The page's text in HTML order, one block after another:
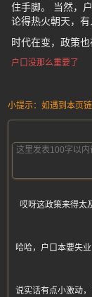
住手脚。 当然，
论得热火朝天，有
时代在变，政策
户口没那么重要了
小提示：如遇到本页
哎呀这政策来得太
哈哈，户口本要失
说实话有点小激动